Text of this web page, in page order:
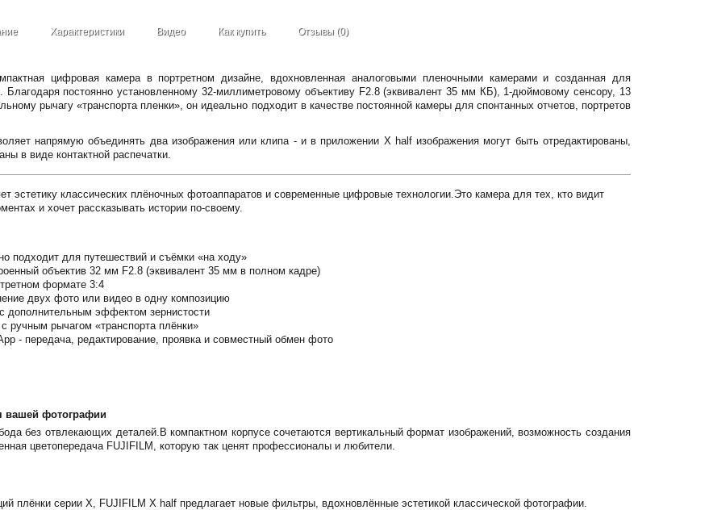
Характеристики Видео Как купить Отзывы (0)
цифровая камера в портретном дизайне, вдохновленная аналоговыми пленочными камерами и созданная для
Благодаря постоянно установленному 32-миллиметровому объективу F2.8 (эквивалент 35 мм КБ), 1-дюймовому сенсору, 13
рычагу «транспорта пленки», он идеально подходит в качестве постоянной камеры для спонтанных отчетов, портретов
напрямую объединять два изображения или клипа - и в приложении X half изображения могут быть отредактированы,
в виде контактной распечатки.
эстетику классических плёночных фотоаппаратов и современные цифровые технологии.Это камера для тех, кто видит
и хочет рассказывать истории по-своему.
подходит для путешествий и съёмки «на ходу»
объектив 32 мм F2.8 (эквивалент 35 мм в полном кадре)
формате 3:4
двух фото или видео в одну композицию
дополнительным эффектом зернистости
ручным рычагом «транспорта плёнки»
- передача, редактирование, проявка и совместный обмен фото
вашей фотографии
без отвлекающих деталей.В компактном корпусе сочетаются вертикальный формат изображений, возможность создания
цветопередача FUJIFILM, которую так ценят профессионалы и любители.
плёнки серии X, FUJIFILM X half предлагает новые фильтры, вдохновлённые эстетикой классической фотографии.